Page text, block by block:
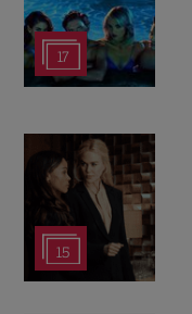
17
15